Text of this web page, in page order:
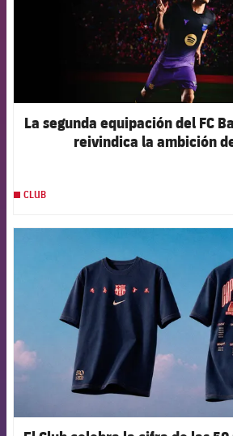
La segunda equipación del FC
reivindica la ambición
CLUB